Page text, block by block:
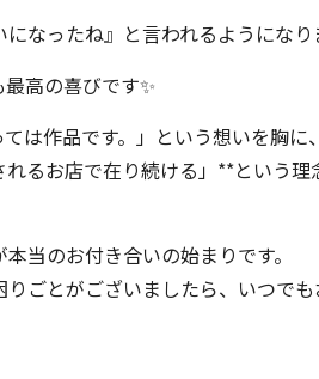
なったね』と言われるようになり
高の喜びです✨
は作品です。」という想いを胸に
るお店で在り続ける」**という
当のお付き合いの始まりです。
ごとがございましたら、いつで